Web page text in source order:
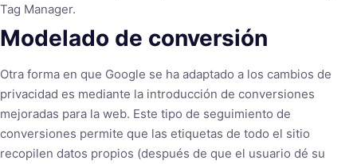
Tag Manager.
Modelado de conversión
Otra forma en que Google se ha adaptado a los cambios de
privacidad es mediante la introducción de conversiones
mejoradas para la web. Este tipo de seguimiento de
conversiones permite que las etiquetas de todo el sitio
recopilen datos propios (después de que el usuario dé su